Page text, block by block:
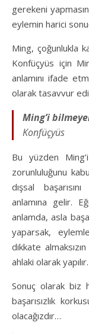
gerekeni
eylemin harici
Ming, çoğunlukla
Konfüçyüs için
anlamını ifade
olarak tasavvur
Ming’i
Konfüçyüs
Bu yüzden
zorunluluğunu
dışsal
anlamına gelir.
anlamda, asla
yaparsak,
dikkate
ahlaki olarak yapılır.
Sonuç olarak biz
başarısızlık
olacağızdır…